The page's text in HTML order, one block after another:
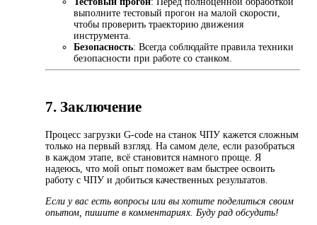
выполните тестовый прогон на малой скорости,
чтобы проверить траекторию движения
инструмента.
Безопасность: Всегда соблюдайте правила техники
безопасности при работе со станком.
7. Заключение
Процесс загрузки G-code на станок ЧПУ кажется сложным
только на первый взгляд. На самом деле, если разобраться
в каждом этапе, всё становится намного проще. Я
надеюсь, что мой опыт поможет вам быстрее освоить
работу с ЧПУ и добиться качественных результатов.
Если у вас есть вопросы или вы хотите поделиться своим
опытом, пишите в комментариях. Буду рад обсудить!